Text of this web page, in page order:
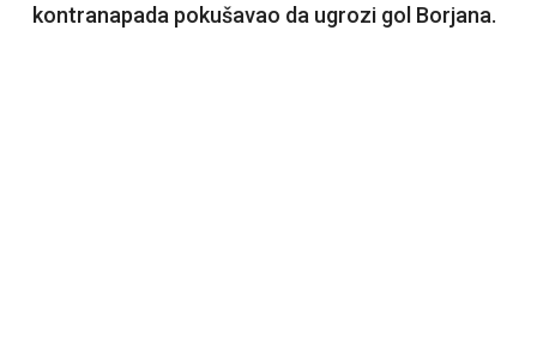
kontranapada pokušavao da ugrozi gol Borjana.